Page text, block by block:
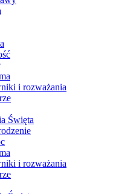
i rozważania
Święta
i rozważania